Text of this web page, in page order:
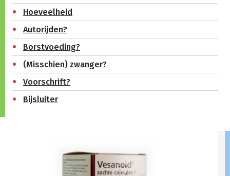
Hoeveelheid
Autorijden?
Borstvoeding?
(Misschien) zwanger?
Voorschrift?
Bijsluiter